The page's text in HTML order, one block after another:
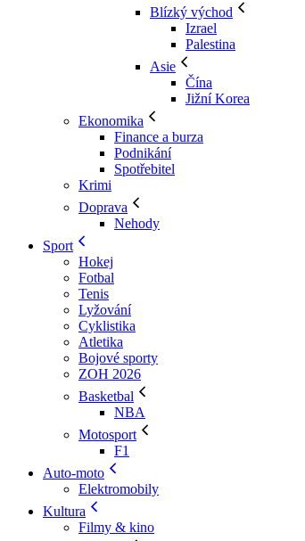
Blízký východ
Izrael
Palestina
Asie
Čína
Jižní Korea
Ekonomika
Finance a burza
Podnikání
Spotřebitel
Krimi
Doprava
Nehody
Sport
Hokej
Fotbal
Tenis
Lyžování
Cyklistika
Atletika
Bojové sporty
ZOH 2026
Basketbal
NBA
Motosport
F1
Auto-moto
Elektromobily
Kultura
Filmy & kino